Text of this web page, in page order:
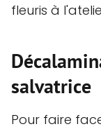
fleuris à
salvatrice
Pour faire